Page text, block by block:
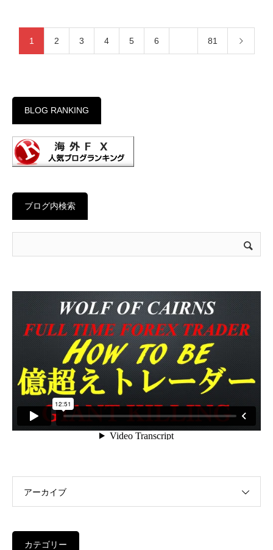
1 2 3 4 5 6 81
BLOG RANKING
ブログ内検索
アーカイブ
カテゴリー